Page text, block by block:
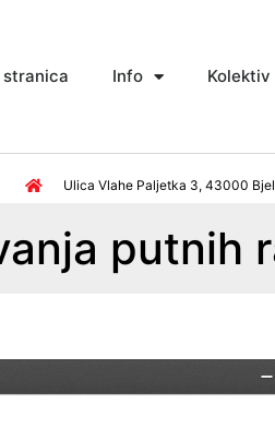
Info Kolektiv
Ulica Vlahe Paljetka 3, 43000
putnih